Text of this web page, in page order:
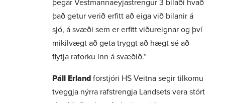
það getur verið erfitt að eiga við bilanir á
sjó, á svæði sem er erfitt viðureignar og því
mikilvægt að geta tryggt að hægt sé að
flytja raforku inn á svæðið.“
Páll Erlandforstjóri HS Veitna segir tilkomu
tveggja nýrra rafstrengja Landsets vera stórt